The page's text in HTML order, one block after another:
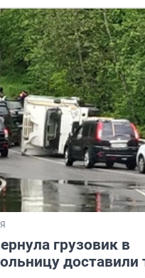
грузовик в
доставили